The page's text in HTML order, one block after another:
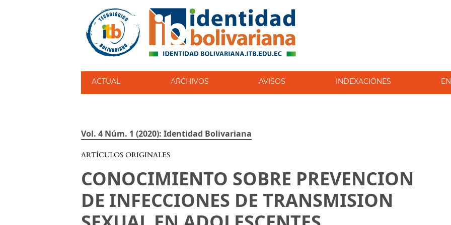
ACTUAL ARCHIVOS AVISOS INDEXACIONES
Vol. 4 Núm. 1 (2020): Identidad Bolivariana
ARTÍCULOS ORIGINALES
CONOCIMIENTO SOBRE PREVENCION
DE INFECCIONES DE TRANSMISION